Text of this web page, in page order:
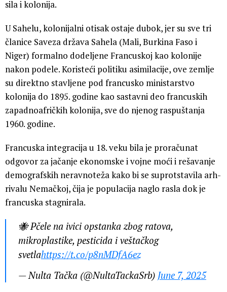
sila i kolonija.
U Sahelu, kolonijalni otisak ostaje dubok, jer su sve tri
članice Saveza država Sahela (Mali, Burkina Faso i
Niger) formalno dodeljene Francuskoj kao kolonije
nakon podele. Koristeći politiku asimilacije, ove zemlje
su direktno stavljene pod francusko ministarstvo
kolonija do 1895. godine kao sastavni deo francuskih
zapadnoafričkih kolonija, sve do njenog raspuštanja
1960. godine.
Francuska integracija u 18. veku bila je proračunat
odgovor za jačanje ekonomske i vojne moći i rešavanje
demografskih neravnoteža kako bi se suprotstavila arh-
rivalu Nemačkoj, čija je populacija naglo rasla dok je
francuska stagnirala.
🐝 Pčele na ivici opstanka zbog ratova,
mikroplastike, pesticida i veštačkog
svetlahttps://t.co/p8nMDfA6ez
— Nulta Tačka (@NultaTackaSrb) June 7, 2025